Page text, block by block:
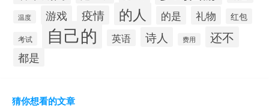
温度 游戏 疫情 的人 的是 礼物 红包
考试 自己的 英语 诗人 费用 还不
都是
猜你想看的文章